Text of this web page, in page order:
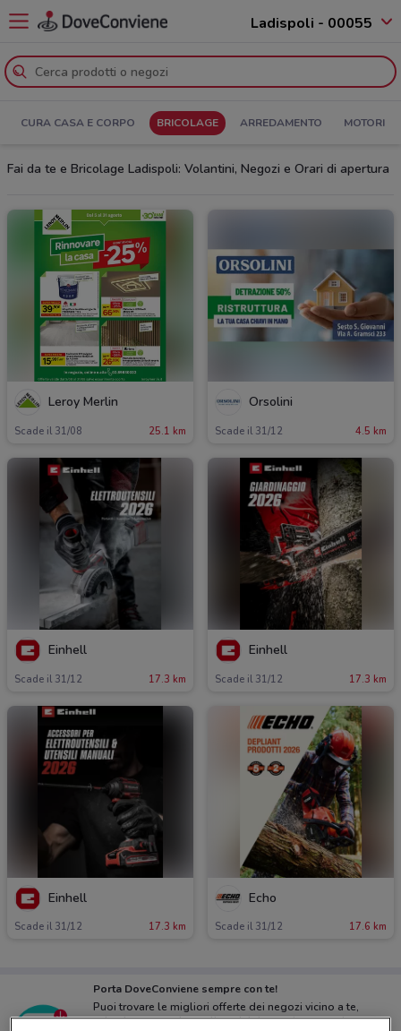
Ladispoli - 00055
CURA CASA E CORPO BRICOLAGE ARREDAMENTO MOTORI
Fai da te e Bricolage Ladispoli: Volantini, Negozi e Orari di apertura
Leroy Merlin
Scade il 31/08 25.1 km
Orsolini
Scade il 31/12 4.5 km
Einhell
Scade il 31/12 17.3 km
Einhell
Scade il 31/12 17.3 km
Einhell
Scade il 31/12 17.3 km
Echo
Scade il 31/12 17.6 km
Porta DoveConviene sempre con te!
Puoi trovare le migliori offerte dei negozi vicino a te,
salvarle e creare la tua lista del risparmio, comodamente